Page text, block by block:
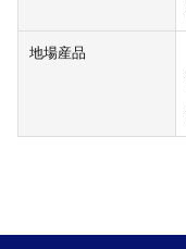
地場産品